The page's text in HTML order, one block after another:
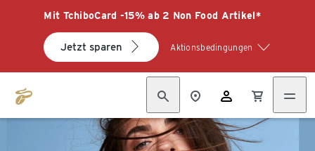
Mit TchiboCard -15% ab 2 Non Food Artikel*
Jetzt sparen Aktionsbedingungen